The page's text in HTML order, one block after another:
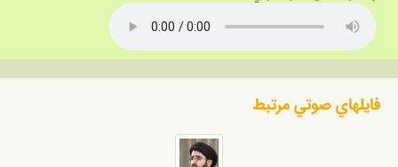
فايلهاي صوتي مرتبط